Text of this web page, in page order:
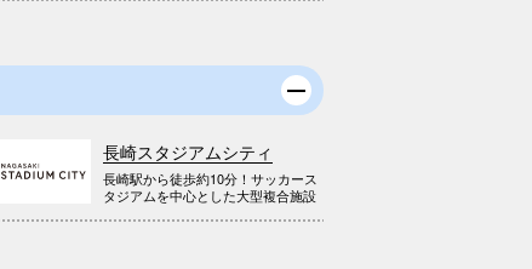
長崎スタジアムシティ
長崎駅から徒歩約10分！サッカース
タジアムを中心とした大型複合施設